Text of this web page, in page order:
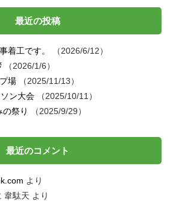
最近の投稿
着工です。
2026/6/12
2026/1/6
場
2025/11/13
ン大会
2025/10/11
祭り
2025/9/29
最近のコメント
より
韋駄天 より